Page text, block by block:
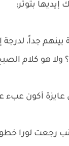
بتوتر:
جداً، لدرجة
هو كلام
عايزة أكون
رجعت لورا